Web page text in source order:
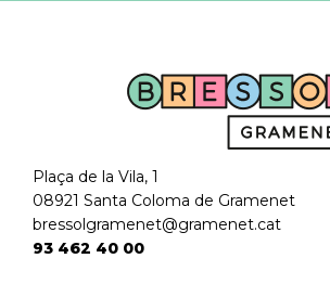
Plaça de la Vila, 1
08921 Santa Coloma de Gramenet
bressolgramenet@gramenet.cat
93 462 40 00